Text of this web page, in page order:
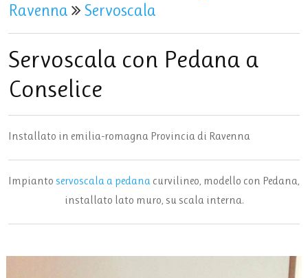
Ravenna
Servoscala
Servoscala con Pedana a
Conselice
Installato in emilia-romagna Provincia di Ravenna
Impianto servoscala a pedana curvilineo, modello con Pedana,
installato lato muro, su scala interna.